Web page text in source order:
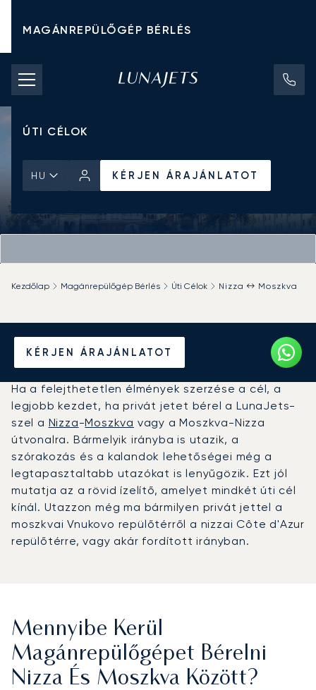
MAGÁNREPÜLŐGÉP BÉRLÉS
CHARTER ÁRAK
MAGÁNREPÜLŐGÉPEK
ÚTI CÉLOK
HU KÉRJEN ÁRAJÁNLATOT
KÉRJEN ÁRAJÁNLATOT
Kezdőlap Magánrepülőgép Bérlés Úti Célok Nizza ↔ Moszkva
Béreljen magánrepülőt
Nizza és Moszkva között
Ha a felejthetetlen élmények szerzése a cél, a
legjobb kezdet, ha privát jetet bérel a LunaJets-
szel a Nizza-Moszkva vagy a Moszkva-Nizza
útvonalra. Bármelyik irányba is utazik, a
szórakozás és a kalandok lehetőségei még a
legtapasztaltabb utazókat is lenyűgözik. Ezt jól
mutatja az a rövid ízelítő, amelyet mindkét úti cél
kínál. Utazzon még ma bármilyen privát jettel a
moszkvai Vnukovo repülőtérről a nizzai Côte d'Azur
repülőtérre, vagy akár fordított irányban.
Mennyibe Kerül
Magánrepülőgépet Bérelni
Nizza És Moszkva Között?